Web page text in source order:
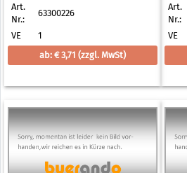
Art.
Nr.:
63300226
VE
1
ab: € 3,71 (zzgl. MwSt)
Art.
Nr.:
VE